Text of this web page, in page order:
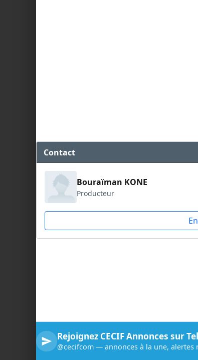
Contact
Bouraïman KONE
Producteur
Rejoignez CECIF Annonces sur
@cecifcom — annonces à la une,